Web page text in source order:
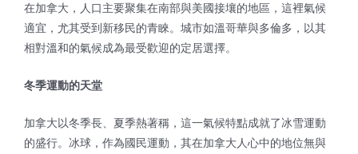
在加拿大，人口主要聚集在南部與美國接壤的地區，這裡氣候
適宜，尤其受到新移民的青睞。城市如溫哥華與多倫多，以其
相對溫和的氣候成為最受歡迎的定居選擇。
冬季運動的天堂
加拿大以冬季長、夏季熱著稱，這一氣候特點成就了冰雪運動
的盛行。冰球，作為國民運動，其在加拿大人心中的地位無與